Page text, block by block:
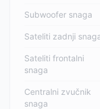
Subwoofer snaga
Sateliti zadnji
Sateliti frontalni
snaga
Centralni zvučnik
snaga